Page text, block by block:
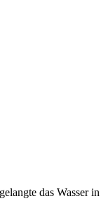
das Wasser in